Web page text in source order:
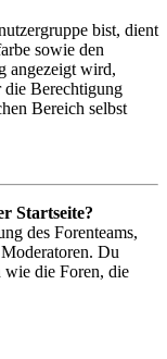
bist, dient
sowie den
angezeigt wird,
Berechtigung
Bereich selbst
Startseite?
des Forenteams,
Du
wie die Foren, die